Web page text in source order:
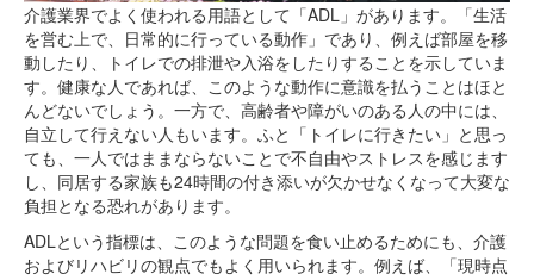
介護業界でよく使われる用語として「ADL」があります。「生活
を営む上で、日常的に行っている動作」であり、例えば部屋を移
動したり、トイレでの排泄や入浴をしたりすることを示していま
す。健康な人であれば、このような動作に意識を払うことはほと
んどないでしょう。一方で、高齢者や障がいのある人の中には、
自立して行えない人もいます。ふと「トイレに行きたい」と思っ
ても、一人ではままならないことで不自由やストレスを感じます
し、同居する家族も24時間の付き添いが欠かせなくなって大変な
負担となる恐れがあります。
ADLという指標は、このような問題を食い止めるためにも、介護
およびリハビリの観点でもよく用いられます。例えば、「現時点